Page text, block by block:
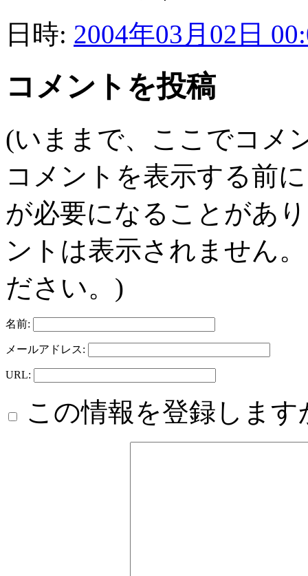
日時: 2004年03月02日
コメントを投稿
(いままで、ここでコメ
コメントを表示する前
が必要になることがあ
ントは表示されません
ださい。)
名前:
メールアドレス:
URL:
この情報を登録します